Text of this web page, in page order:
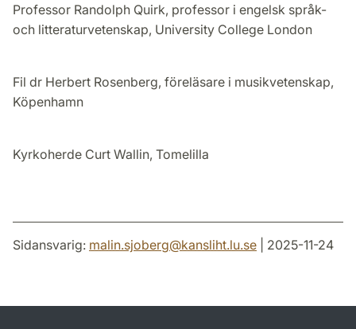
Professor Randolph Quirk, professor i engelsk språk-
och litteraturvetenskap, University College London
Fil dr Herbert Rosenberg, föreläsare i musikvetenskap,
Köpenhamn
Kyrkoherde Curt Wallin, Tomelilla
Sidansvarig: malin.sjoberg@kansliht.lu.se | 2025-11-24